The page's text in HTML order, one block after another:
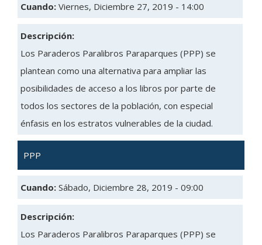
Cuando: Viernes, Diciembre 27, 2019 - 14:00
Descripción:
Los Paraderos Paralibros Paraparques (PPP) se
plantean como una alternativa para ampliar las
posibilidades de acceso a los libros por parte de
todos los sectores de la población, con especial
énfasis en los estratos vulnerables de la ciudad.
PPP
Cuando: Sábado, Diciembre 28, 2019 - 09:00
Descripción:
Los Paraderos Paralibros Paraparques (PPP) se